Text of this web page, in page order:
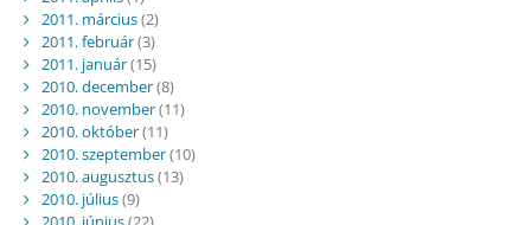
2011. március(2)
2011. február(3)
2011. január(15)
2010. december(8)
2010. november(11)
2010. október(11)
2010. szeptember(10)
2010. augusztus(13)
2010. július(9)